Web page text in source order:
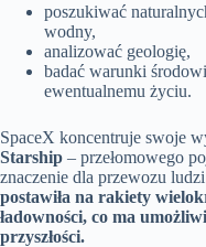
poszukiwać
wodny,
analizować geologię,
badać warunki
ewentualnemu życiu.
SpaceX koncentruje swoje
Starship – przełomowego
znaczenie dla przewozu
postawiła na rakiety
ładowności, co ma
przyszłości.